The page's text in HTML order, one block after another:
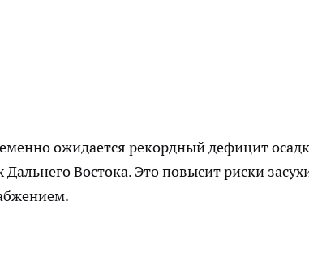
ожидается рекордный дефицит
Дальнего Востока. Это повысит риски